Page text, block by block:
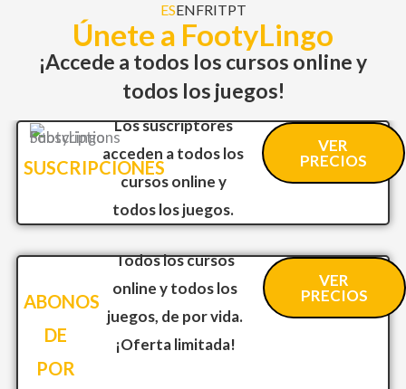
ESENFRITPT
Únete a FootyLingo
¡Accede a todos los cursos online y
todos los juegos!
SUSCRIPCIONES
Los suscriptores
acceden a todos los
cursos online y
todos los juegos.
VER
PRECIOS
ABONOS
DE
POR
Todos los cursos
online y todos los
juegos, de por vida.
¡Oferta limitada!
VER
PRECIOS